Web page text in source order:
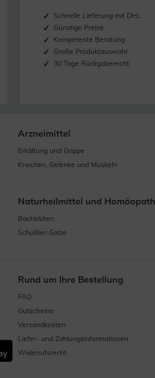
Schnelle Lieferung mit DHL
Günstige Preise
Kompetente Beratung
Große Produktauswahl
30 Tage Rückgaberecht
Arzneimittel
Erkältung und Grippe
Knochen, Gelenke und Muskeln
Naturheilmittel und
Bachblüten
Schüßler-Salze
Rund um Ihre Bestellung
FAQ
Gutscheine
Versandkosten
Liefer- und Zahlungsinformationen
Widerrufsrecht